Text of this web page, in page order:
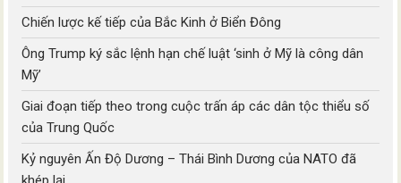
Chiến lược kế tiếp của Bắc Kinh ở Biển Đông
Ông Trump ký sắc lệnh hạn chế luật ‘sinh ở Mỹ là công dân
Mỹ’
Giai đoạn tiếp theo trong cuộc trấn áp các dân tộc thiểu số
của Trung Quốc
Kỷ nguyên Ấn Độ Dương – Thái Bình Dương của NATO đã